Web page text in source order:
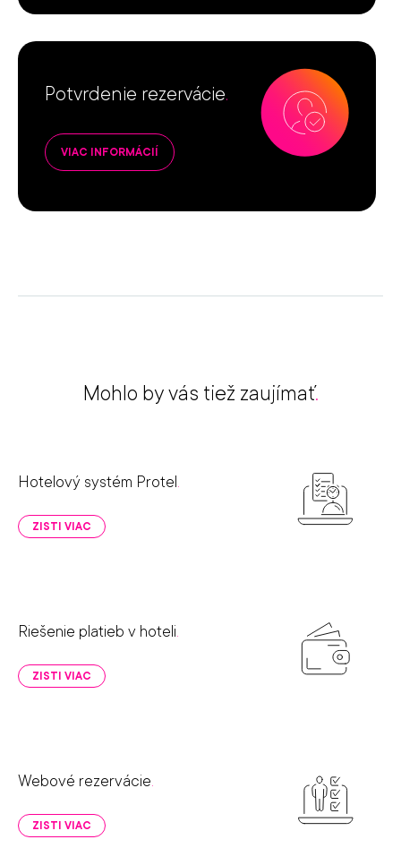
Potvrdenie rezervácie.
VIAC INFORMÁCIÍ
Mohlo by vás tiež zaujímať.
Hotelový systém Protel .
ZISTI VIAC
Riešenie platieb v hoteli.
ZISTI VIAC
Webové rezervácie.
ZISTI VIAC